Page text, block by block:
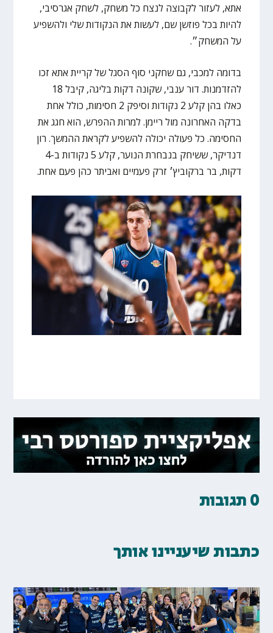
אתא, לעזור לקבוצה לנצח כל משחק, לשחק אגרסיבי,
להיות בכל פוזשן שם, לעשות את הנקודות שלי ולהשפיע
על המשחק״.
בדומה למכבי, גם שחקני סוף הסגל של קריית אתא זכו
להזדמנות. דור ענבי, שקונה דקות בליגה, קיבל 18
כאלו בהן קלע 2 נקודות וסיפק 2 חסימות, כולל אחת
בדקה האחרונה מול ריימן. למרות ההפרש, הוא חגג את
החסימה. כל פעולה יכולה להשפיע לקראת ההמשך. רון
דנדיקר, ששיחק בנבחרת הנוער, קלע 5 נקודות ב-4
דקות, בר ברקוביץ׳ זרק פעמיים ואביתר כהן פעם אחת.
0 תגובות
כתבות שיעניינו אותך